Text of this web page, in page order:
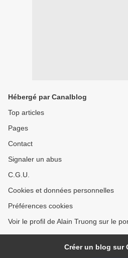
Hébergé par Canalblog
Top articles
Pages
Contact
Signaler un abus
C.G.U.
Cookies et données personnelles
Préférences cookies
Voir le profil de Alain Truong sur le
Créer un blog sur